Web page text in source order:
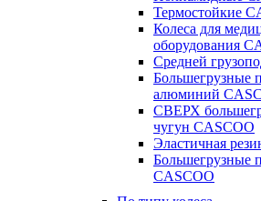
Термостойкие
Колеса для
оборудования
Средней
Большегрузные
алюминий
СВЕРХ
чугун CASCOO
Эластичная
Большегрузные
CASCOO